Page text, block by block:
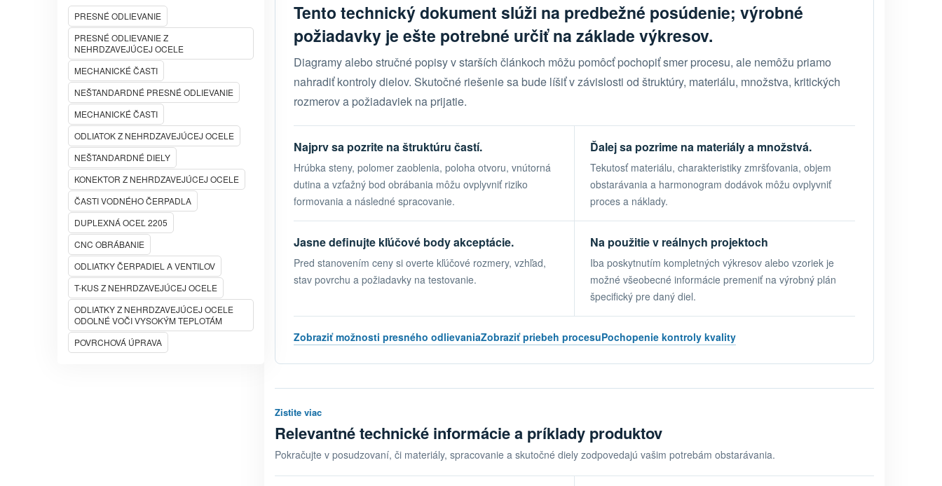
PRESNÉ ODLIEVANIE
PRESNÉ ODLIEVANIE Z
NEHRDZAVEJÚCEJ OCELE
MECHANICKÉ ČASTI
NEŠTANDARDNÉ PRESNÉ ODLIEVANIE
MECHANICKÉ ČASTI
ODLIATOK Z NEHRDZAVEJÚCEJ OCELE
NEŠTANDARDNÉ DIELY
KONEKTOR Z NEHRDZAVEJÚCEJ OCELE
ČASTI VODNÉHO ČERPADLA
DUPLEXNÁ OCEĽ 2205
CNC OBRÁBANIE
ODLIATKY ČERPADIEL A VENTILOV
T-KUS Z NEHRDZAVEJÚCEJ OCELE
ODLIATKY Z NEHRDZAVEJÚCEJ OCELE
ODOLNÉ VOČI VYSOKÝM TEPLOTÁM
POVRCHOVÁ ÚPRAVA
Tento technický dokument slúži na predbežné posúdenie; výrobné
požiadavky je ešte potrebné určiť na základe výkresov.
Diagramy alebo stručné popisy v starších článkoch môžu pomôcť pochopiť smer procesu, ale nemôžu priamo
nahradiť kontroly dielov. Skutočné riešenie sa bude líšiť v závislosti od štruktúry, materiálu, množstva, kritických
rozmerov a požiadaviek na prijatie.
Najprv sa pozrite na štruktúru častí.
Hrúbka steny, polomer zaoblenia, poloha otvoru, vnútorná
dutina a vzťažný bod obrábania môžu ovplyvniť riziko
formovania a následné spracovanie.
Ďalej sa pozrime na materiály a množstvá.
Tekutosť materiálu, charakteristiky zmršťovania, objem
obstarávania a harmonogram dodávok môžu ovplyvniť
proces a náklady.
Jasne definujte kľúčové body akceptácie.
Pred stanovením ceny si overte kľúčové rozmery, vzhľad,
stav povrchu a požiadavky na testovanie.
Na použitie v reálnych projektoch
Iba poskytnutím kompletných výkresov alebo vzoriek je
možné všeobecné informácie premeniť na výrobný plán
špecifický pre daný diel.
Zobraziť možnosti presného odlievaniaZobraziť priebeh procesuPochopenie kontroly kvality
Zistite viac
Relevantné technické informácie a príklady produktov
Pokračujte v posudzovaní, či materiály, spracovanie a skutočné diely zodpovedajú vašim potrebám obstarávania.